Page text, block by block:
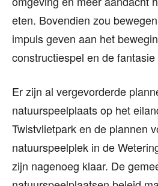
eten. Bovendien zou
impuls geven aan het
constructiespel en de
Er zijn al vergevorderde
natuurspeelplaats op het
Twistvlietpark en de plannen
natuurspeelplek in de
zijn nagenoeg klaar. De